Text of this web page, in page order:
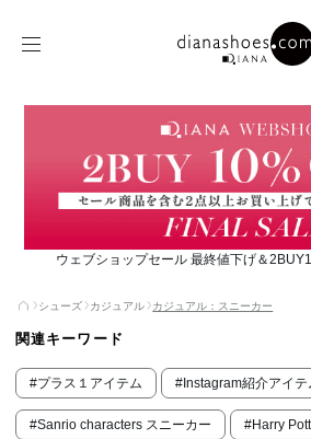
ウェブショップセール 最終値下げ＆
シューズ カジュアル カジュアル：スニーカー
関連キーワード
#プラス１アイテム #Instagram紹介アイテ
#Sanrio characters スニーカー #Harry